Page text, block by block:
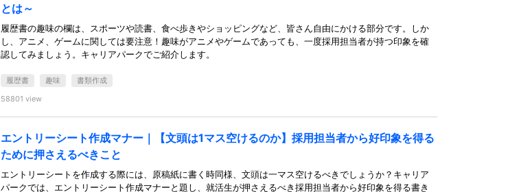
とは～
履歴書の趣味の欄は、スポーツや読書、食べ歩きやショッピングなど、皆さん自由にかける部分です。しか
し、アニメ、ゲームに関しては要注意！趣味がアニメやゲームであっても、一度採用担当者が持つ印象を確
認してみましょう。キャリアパークでご紹介します。
履歴書 趣味
書類作成
58801 view
エントリーシート作成マナー｜【文頭は1マス空けるのか】採用担当者から好印象を得る
ために押さえるべきこと
エントリーシートを作成する際には、原稿紙に書く時同様、文頭は一マス空けるべきでしょうか？キャリア
パークでは、エントリーシート作成マナーと題し、就活生が押さえるべき採用担当者から好印象を得る書き